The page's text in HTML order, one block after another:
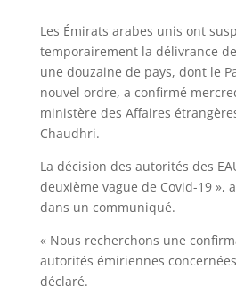
Les Émirats arabes unis ont
temporairement la délivrance
une douzaine de pays, dont le
nouvel ordre, a confirmé
ministère des Affaires
Chaudhri.
La décision des autorités des
deuxième vague de Covid-19 »,
dans un communiqué.
« Nous recherchons une
autorités émiriennes
déclaré.